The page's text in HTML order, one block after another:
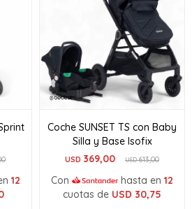
12
Coche SUNSET TS con Baby
Silla y Base Isofix
USD 369,00 USD613,00
Con hasta en 12
cuotas de USD 30,75